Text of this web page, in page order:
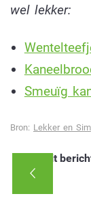
wel lekker:
Smeuïg
Bron: Lekker en
Deel dit